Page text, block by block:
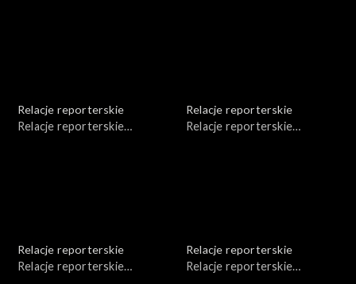
Relacje reporterskie
Relacje reporterskie
Relacje reporterskie
Relacje reporterskie
Relacje reporterskie
Relacje reporterskie
Relacje reporterskie
Relacje reporterskie